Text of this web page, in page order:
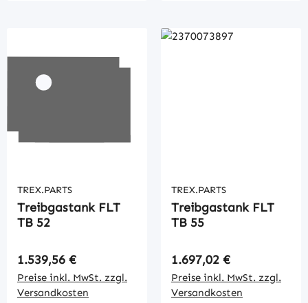
TREX.PARTS
Treibgastank FLT
TB 52
Regulärer Preis:
1.539,56 €
Preise inkl. MwSt. zzgl.
Versandkosten
TREX.PARTS
Treibgastank FLT
TB 55
Regulärer Preis:
1.697,02 €
Preise inkl. MwSt. zzgl.
Versandkosten